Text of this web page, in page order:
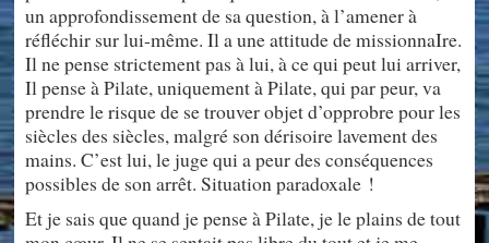
un approfondissement de sa question, à l’amener à
réfléchir sur lui-même. Il a une attitude de missionnaIre.
Il ne pense strictement pas à lui, à ce qui peut lui arriver,
Il pense à Pilate, uniquement à Pilate, qui par peur, va
prendre le risque de se trouver objet d’opprobre pour les
siècles des siècles, malgré son dérisoire lavement des
mains. C’est lui, le juge qui a peur des conséquences
possibles de son arrêt. Situation paradoxale !
Et je sais que quand je pense à Pilate, je le plains de tout